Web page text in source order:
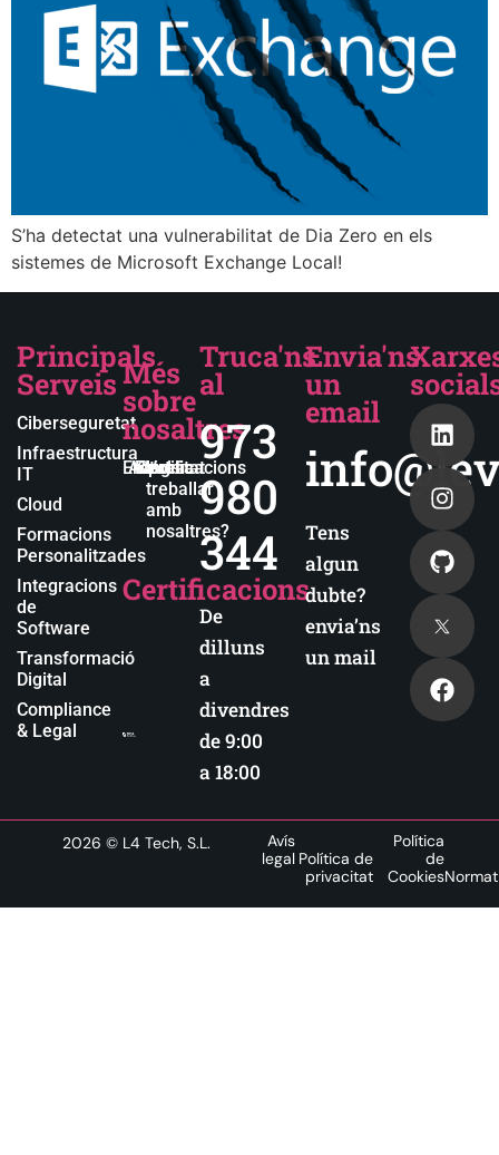
S’ha detectat una vulnerabilitat de Dia Zero en els
sistemes de Microsoft Exchange Local!
Principals
Serveis
Ciberseguretat
Infraestructura
IT
Cloud
Formacions
Personalitzades
Integracions
de
Software
Transformació
Digital
Compliance
& Legal
Més
sobre
nosaltres
Empresa
Actualitat
Blog
Certificacions
Vols
treballar
amb
nosaltres?
Certificacions
Truca'ns
al
973
980
344
De
dilluns
a
divendres
de 9:00
a 18:00
Envia'ns
un
email
Tens
algun
dubte?
envia’ns
un mail
2026 © L4 Tech, S.L.
Avís
legal Política de
privacitat
Política
de
Cookies